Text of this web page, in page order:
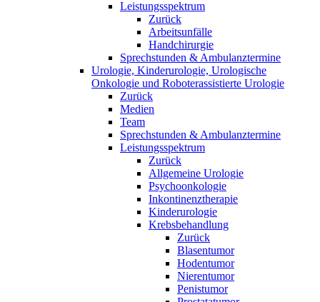
Leistungsspektrum
Zurück
Arbeitsunfälle
Handchirurgie
Sprechstunden & Ambulanztermine
Urologie, Kinderurologie, Urologische
Onkologie und Roboterassistierte Urologie
Zurück
Medien
Team
Sprechstunden & Ambulanztermine
Leistungsspektrum
Zurück
Allgemeine Urologie
Psychoonkologie
Inkontinenztherapie
Kinderurologie
Krebsbehandlung
Zurück
Blasentumor
Hodentumor
Nierentumor
Penistumor